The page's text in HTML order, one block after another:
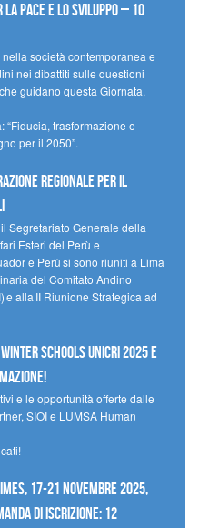
pace e lo sviluppo – 10
società contemporanea e
nei dibattiti sulle questioni
guidano questa Giornata,
“Fiducia, trasformazione e
per il 2050”.
regionale per il
Segretariato Generale della
Esteri del Perù e
e Perù si sono riuniti a Lima
del Comitato Andino
e alla II Riunione Strategica ad
Schools UNICRI 2025 e
e le opportunità offerte dalle
SIOI e LUMSA Human
17-21 novembre 2025,
di iscrizione: 12